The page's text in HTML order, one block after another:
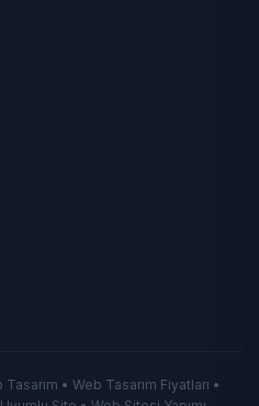
• Web Tasarım Fiyatları •